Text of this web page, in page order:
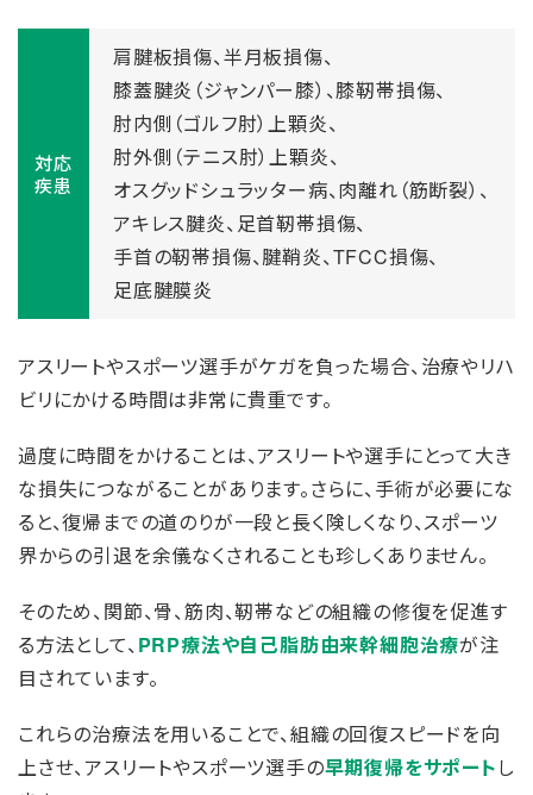
対応
疾患
肩腱板損傷、半月板損傷、
膝蓋腱炎（ジャンパー膝）、膝靭帯損傷、
肘内側（ゴルフ肘）上顆炎、
肘外側（テニス肘）上顆炎、
オスグッドシュラッター病、肉離れ（筋断裂）、
アキレス腱炎、足首靭帯損傷、
手首の靭帯損傷、腱鞘炎、TFCC損傷、
足底腱膜炎
アスリートやスポーツ選手がケガを負った場合、治療やリハ
ビリにかける時間は非常に貴重です。
過度に時間をかけることは、アスリートや選手にとって大き
な損失につながることがあります。さらに、手術が必要にな
ると、復帰までの道のりが一段と長く険しくなり、スポーツ
界からの引退を余儀なくされることも珍しくありません。
そのため、関節、骨、筋肉、靭帯などの組織の修復を促進す
る方法として、PRP療法や自己脂肪由来幹細胞治療が注
目されています。
これらの治療法を用いることで、組織の回復スピードを向
上させ、アスリートやスポーツ選手の早期復帰をサポートし